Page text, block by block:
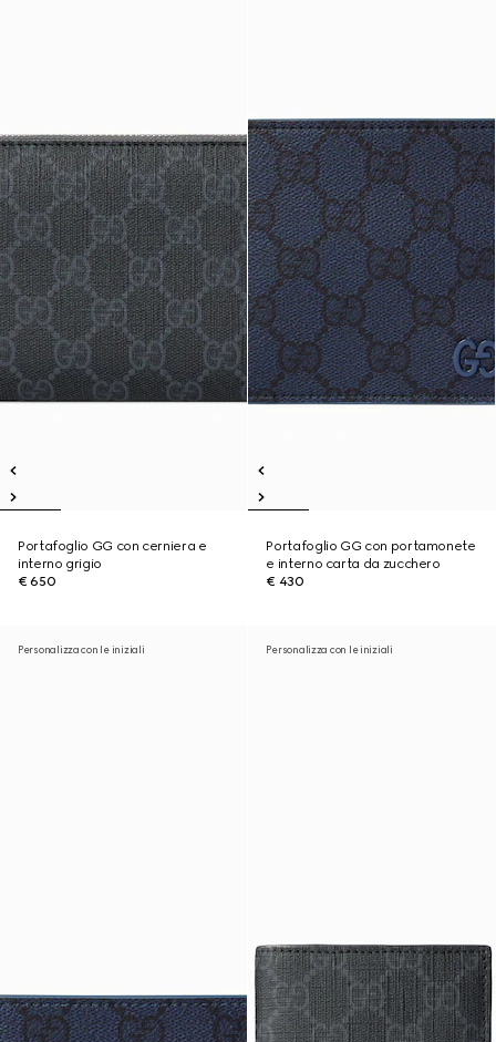
Portafoglio GG con cerniera e
interno grigio
€ 650
Portafoglio GG con portamonete
e interno carta da zucchero
€ 430
Personalizza con le iniziali Personalizza con le iniziali